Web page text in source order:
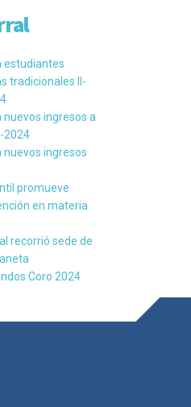
estudiantes
tradicionales II-
nuevos ingresos a
2024
nuevos ingresos
promueve
en materia
recorrió sede de
Coro 2024